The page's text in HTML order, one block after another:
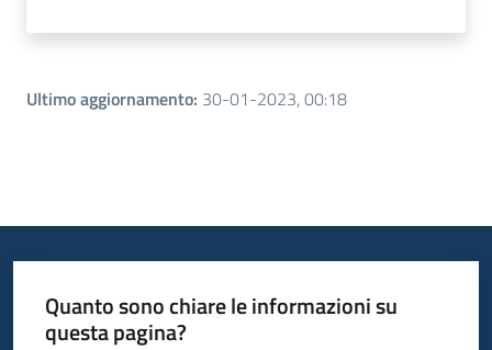
Ultimo aggiornamento: 30-01-2023, 00:18
Quanto sono chiare le informazioni su
questa pagina?